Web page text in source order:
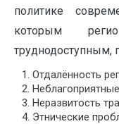
политике
которым
труднодоступным,
Отдалённость
Неразвитость
Этнические